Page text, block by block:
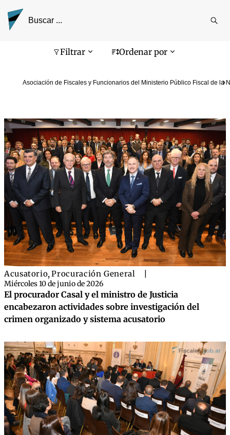
Filtrar Ordenar por
Asociación de Fiscales y Funcionarios del Ministerio Público Fiscal de la
Pantalla de búsqueda
Acusatorio,Procuración General
Miércoles 10 de junio de 2026
El procurador Casal y el ministro de Justicia
encabezaron actividades sobre investigación del
crimen organizado y sistema acusatorio